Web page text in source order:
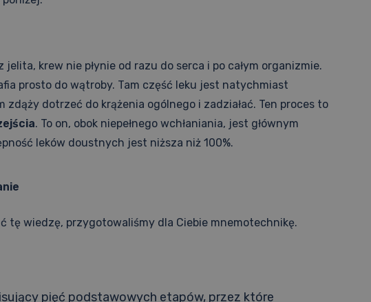
jelita, krew nie płynie od razu do serca i po całym organizmie.
prosto do wątroby. Tam część leku jest natychmiast
zdąży dotrzeć do krążenia ogólnego i zadziałać. Ten proces to
. To on, obok niepełnego wchłaniania, jest głównym
leków doustnych jest niższa niż 100%.
tę wiedzę, przygotowaliśmy dla Ciebie mnemotechnikę.
pięć podstawowych etapów, przez które